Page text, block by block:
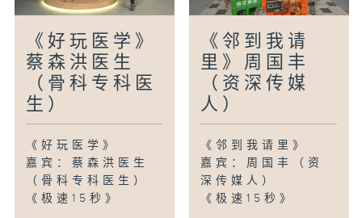
《好玩医学》
蔡森洪医生
（骨科专科医
生）
《好玩医学》
嘉宾：蔡森洪医生
（骨科专科医生）
《极速15秒》
《邻到我请
里》周国丰
（资深传媒
人）
《邻到我请里》
嘉宾：周国丰（资
深传媒人）
《极速15秒》